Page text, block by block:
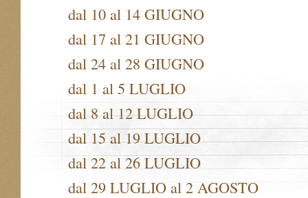
dal 10 al 14 GIUGNO
dal 17 al 21 GIUGNO
dal 24 al 28 GIUGNO
dal 1 al 5 LUGLIO
dal 8 al 12 LUGLIO
dal 15 al 19 LUGLIO
dal 22 al 26 LUGLIO
dal 29 LUGLIO al 2 AGOSTO